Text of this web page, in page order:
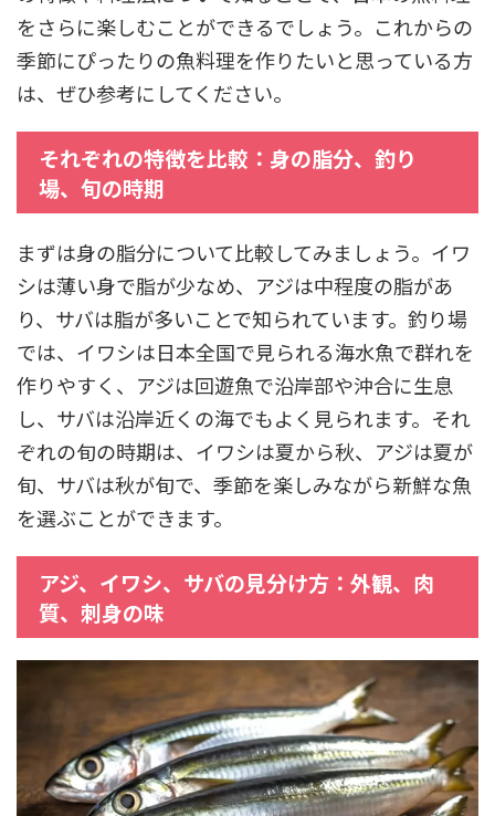
をさらに楽しむことができるでしょう。これからの
季節にぴったりの魚料理を作りたいと思っている方
は、ぜひ参考にしてください。
それぞれの特徴を比較：身の脂分、釣り
場、旬の時期
まずは身の脂分について比較してみましょう。イワ
シは薄い身で脂が少なめ、アジは中程度の脂があ
り、サバは脂が多いことで知られています。釣り場
では、イワシは日本全国で見られる海水魚で群れを
作りやすく、アジは回遊魚で沿岸部や沖合に生息
し、サバは沿岸近くの海でもよく見られます。それ
ぞれの旬の時期は、イワシは夏から秋、アジは夏が
旬、サバは秋が旬で、季節を楽しみながら新鮮な魚
を選ぶことができます。
アジ、イワシ、サバの見分け方：外観、肉
質、刺身の味